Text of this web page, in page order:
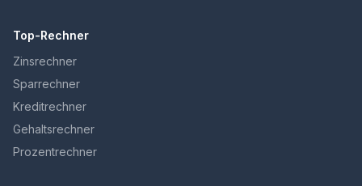
Top-Rechner
Zinsrechner
Sparrechner
Kreditrechner
Gehaltsrechner
Prozentrechner